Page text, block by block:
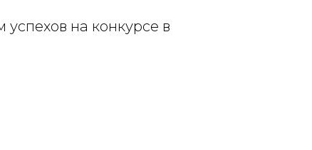
на конкурсе в